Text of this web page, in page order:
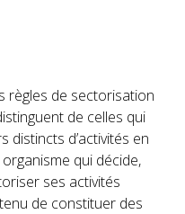
règles de sectorisation
de celles qui
distincts d’activités en
qui décide,
ses activités
de constituer des